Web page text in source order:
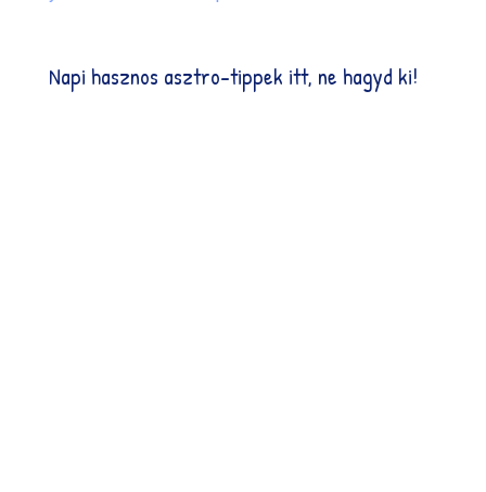
Napi hasznos asztro-tippek itt, ne hagyd ki!